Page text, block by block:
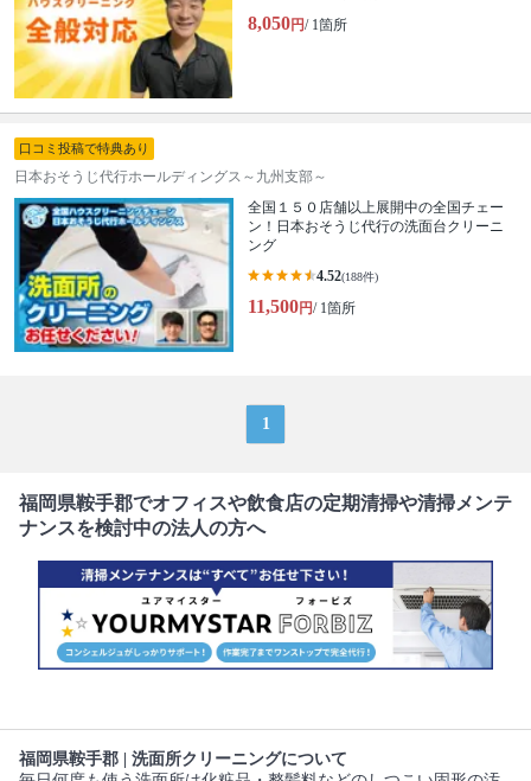
8,050円/ 1箇所
口コミ投稿で特典あり
日本おそうじ代行ホールディングス～九州支部～
全国１５０店舗以上展開中の全国チェー
ン！日本おそうじ代行の洗面台クリーニ
ング
4.52(188件)
11,500円/ 1箇所
1
福岡県鞍手郡でオフィスや飲食店の定期清掃や清掃メンテ
ナンスを検討中の法人の方へ
福岡県鞍手郡 | 洗面所クリーニングについて